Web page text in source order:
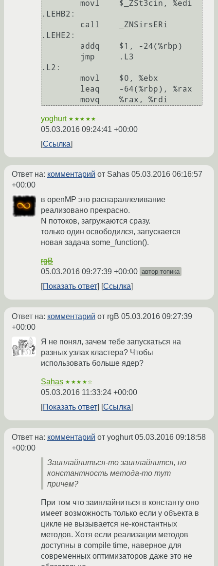
.LEHB2:
.LEHE2:
.L2:
yoghurt ★★★★★
05.03.2016 09:24:41 +00:00
Ссылка
Ответ на: комментарий от Sahas 05.03.2016 06:16:57
+00:00
в openMP это распараллеливание
реализовано прекрасно.
N потоков, загружаются сразу.
только один освободился, запускается
новая задача some_function().
rgB
05.03.2016 09:27:39 +00:00 автор топика
Показать ответ Ссылка
Ответ на: комментарий от rgB 05.03.2016 09:27:39
+00:00
Я не понял, зачем тебе запускаться на
разных узлах кластера? Чтобы
использовать больше ядер?
Sahas ★★★★☆
05.03.2016 11:33:24 +00:00
Показать ответ
Ссылка
Ответ на: комментарий от yoghurt05.03.2016 09:18:58
+00:00
Заинлайниться-то заинлайнится, но
константность метода-то тут
причем?
При том что заинлайниться в константу оно
имеет возможность только если у объекта в
цикле не вызывается не-константных
методов. Хотя если реализации методов
доступны в compile time, наверное для
современных оптимизаторов даже это не